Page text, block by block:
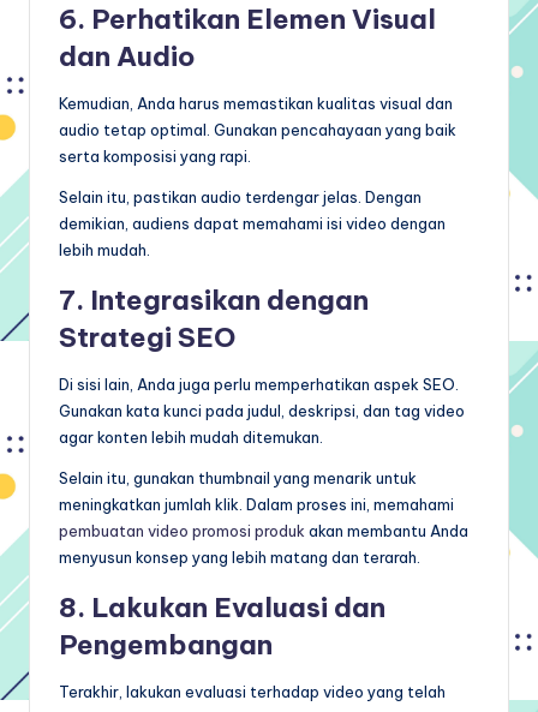
6. Perhatikan Elemen Visual
dan Audio
Kemudian, Anda harus memastikan kualitas visual dan
audio tetap optimal. Gunakan pencahayaan yang baik
serta komposisi yang rapi.
Selain itu, pastikan audio terdengar jelas. Dengan
demikian, audiens dapat memahami isi video dengan
lebih mudah.
7. Integrasikan dengan
Strategi SEO
Di sisi lain, Anda juga perlu memperhatikan aspek SEO.
Gunakan kata kunci pada judul, deskripsi, dan tag video
agar konten lebih mudah ditemukan.
Selain itu, gunakan thumbnail yang menarik untuk
meningkatkan jumlah klik. Dalam proses ini, memahami
pembuatan video promosi produk akan membantu Anda
menyusun konsep yang lebih matang dan terarah.
8. Lakukan Evaluasi dan
Pengembangan
Terakhir, lakukan evaluasi terhadap video yang telah